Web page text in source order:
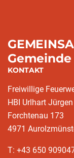
KONTAKT
Freiwillige
HBI Urlhart Jürgen
Forchtenau 173
4971
T: +43 650